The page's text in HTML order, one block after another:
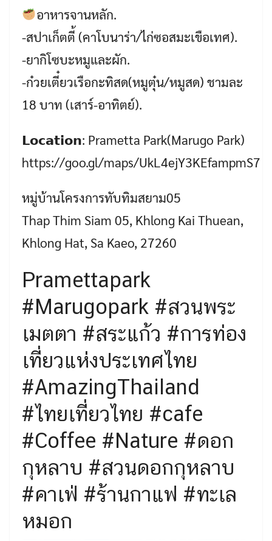
for:
Search
อาหารจานหลัก.
-สปาเก็ตตี้ (คาโบนาร่า/ไก่ซอสมะเขือเทศ).
-ยากิโซบะหมูและผัก.
-ก๋วยเตี๋ยวเรือกะทิสด(หมูตุ๋น/หมูสด) ชามละ
18 บาท (เสาร์-อาทิตย์).
𝗟𝗼𝗰𝗮𝘁𝗶𝗼𝗻: Prametta Park(Marugo Park)
https://goo.gl/maps/UkL4ejY3KEfampmS7
หมู่บ้านโครงการทับทิมสยาม05
Thap Thim Siam 05, Khlong Kai Thuean,
Khlong Hat, Sa Kaeo, 27260
Pramettapark
#Marugopark #สวนพระ
เมตตา #สระแก้ว #การท่อง
เที่ยวแห่งประเทศไทย
#AmazingThailand
#ไทยเที่ยวไทย #cafe
#Coffee #Nature #ดอก
กุหลาบ #สวนดอกกุหลาบ
#คาเฟ่ #ร้านกาแฟ #ทะเล
หมอก